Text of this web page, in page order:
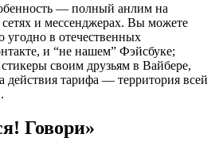
— полный анлим на
и мессенджерах. Вы можете
угодно в отечественных
и “не нашем” Фэйсбуке;
своим друзьям в Вайбере,
действия тарифа — территория всей
Говори»